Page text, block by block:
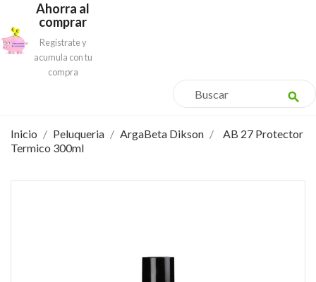
Ahorra al
comprar
Registrate y
acumula con tu
compra
search
Inicio Peluqueria ArgaBeta Dikson
AB 27 Protector
Termico 300ml